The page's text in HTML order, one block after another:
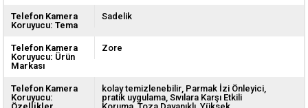
Telefon Kamera
Koruyucu: Tema
Sadelik
Telefon Kamera
Koruyucu: Ürün
Markası
Zore
Telefon Kamera
Koruyucu:
kolay temizlenebilir Parmak İzi Önleyici
pratik uygulama Sıvılara Karşı Etkili